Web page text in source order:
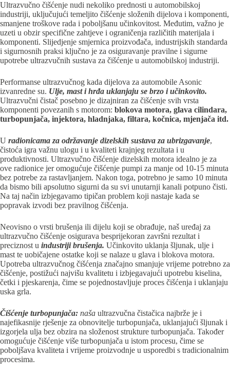
Ultrazvučno čišćenje nudi nekoliko prednosti u automobilskoj
industriji, uključujući temeljito čišćenje složenih dijelova i komponenti,
smanjene troškove rada i poboljšanu učinkovitost. Međutim, važno je
uzeti u obzir specifične zahtjeve i ograničenja različitih materijala i
komponenti. Slijedjenje smjernica proizvođača, industrijskih standarda
i sigurnosnih praksi ključno je za osiguravanje pravilne i sigurne
upotrebe ultrazvučnih sustava za čišćenje u automobilskoj industriji.
Performanse ultrazvučnog kada dijelova za automobile Asonic
izvanredne su. Ulje, mast i hrđa uklanjaju se brzo i učinkovito.
Ultrazvučni čistač posebno je dizajniran za čišćenje svih vrsta
komponenti povezanih s motorom: blokova motora, glava cilindara,
turbopunjača, injektora, hladnjaka, filtara, kočnica, mjenjača itd.
U radionicama za održavanje dizelskih sustava za ubrizgavanje,
čistoća igra važnu ulogu i u kvaliteti krajnjeg rezultata i u
produktivnosti. Ultrazvučno čišćenje dizelskih motora idealno je za
ove radionice jer omogućuje čišćenje pumpi za manje od 10-15 minuta
bez potrebe za rastavljanjem. Nakon toga, potrebno je samo 10 minuta
da bismo bili apsolutno sigurni da su svi unutarnji kanali potpuno čisti.
Na taj način izbjegavamo tipičan problem koji nastaje kada se
popravak izvodi bez pravilnog čišćenja.
Neovisno o vrsti brušenja ili dijelu koji se obrađuje, naš uređaj za
ultrazvučno čišćenje osigurava besprijekoran završni rezultat i
preciznost u industriji brušenja. Učinkovito uklanja šljunak, ulje i
mast te uobičajene ostatke koji se nalaze u glava i blokova motora.
Upotreba ultrazvučnog čišćenja značajno smanjuje vrijeme potrebno za
čišćenje, postižući najvišu kvalitetu i izbjegavajući upotrebu kiselina,
četki i pjeskarenja, čime se pojednostavljuje proces čišćenja i uklanjaju
uska grla.
Čišćenje turbopunjača: naša ultrazvučna čistačica najbrže je i
najefikasnije rješenje za obnovitelje turbopunjača, uklanjajući šljunak i
izgorjela ulja bez obzira na složenost strukture turbopunjača. Također
omogućuje čišćenje više turbopunjača u istom procesu, čime se
poboljšava kvaliteta i vrijeme proizvodnje u usporedbi s tradicionalnim
procesima.